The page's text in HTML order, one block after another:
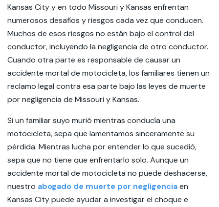
Kansas City y en todo Missouri y Kansas enfrentan
numerosos desafíos y riesgos cada vez que conducen.
Muchos de esos riesgos no están bajo el control del
conductor, incluyendo la negligencia de otro conductor.
Cuando otra parte es responsable de causar un
accidente mortal de motocicleta, los familiares tienen un
reclamo legal contra esa parte bajo las leyes de muerte
por negligencia de Missouri y Kansas.
Si un familiar suyo murió mientras conducía una
motocicleta, sepa que lamentamos sinceramente su
pérdida. Mientras lucha por entender lo que sucedió,
sepa que no tiene que enfrentarlo solo. Aunque un
accidente mortal de motocicleta no puede deshacerse,
nuestro abogado de muerte por negligenciaen
Kansas City puede ayudar a investigar el choque e